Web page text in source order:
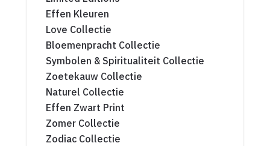
Effen Kleuren
Love Collectie
Bloemenpracht Collectie
Symbolen & Spiritualiteit Collectie
Zoetekauw Collectie
Naturel Collectie
Effen Zwart Print
Zomer Collectie
Zodiac Collectie